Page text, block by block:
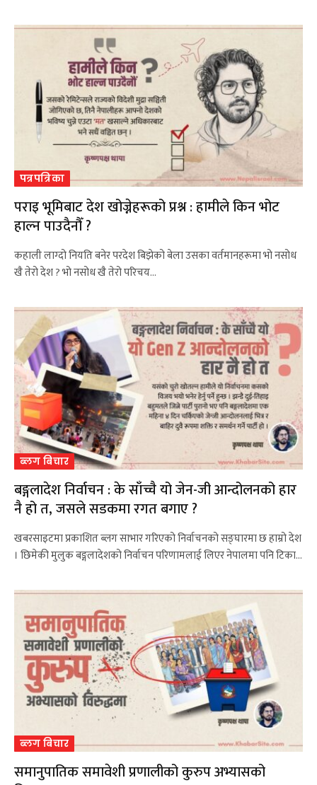
पत्रपत्रिका
पराइ भूमिबाट देश खोज्नेहरूको प्रश्न : हामीले किन भोट
हाल्न पाउदैनौँ ?
कहाली लाग्दो नियति बनेर परदेश बिझेको बेला उसका वर्तमानहरूमा भो नसोध
खै तेरो देश ? भो नसोध खै तेरो परिचय…
ब्लग बिचार
बङ्गलादेश निर्वाचन : के साँच्चै यो जेन-जी आन्दोलनको हार
नै हो त, जसले सडकमा रगत बगाए ?
खबरसाइटमा प्रकाशित ब्लग साभार गरिएको निर्वाचनको सङ्घारमा छ हाम्रो देश
। छिमेकी मुलुक बङ्गलादेशको निर्वाचन परिणामलाई लिएर नेपालमा पनि टिका…
ब्लग बिचार
समानुपातिक समावेशी प्रणालीको कुरुप अभ्यासको